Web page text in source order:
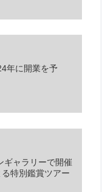
年に開業を予
ギャラリーで開催
特別鑑賞ツアー